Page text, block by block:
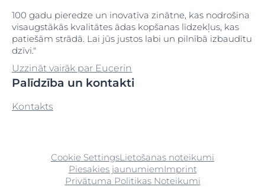
100 gadu pieredze un inovatīva zinātne, kas nodrošina
visaugstākās kvalitātes ādas kopšanas līdzekļus, kas
patiešām strādā. Lai jūs justos labi un pilnībā izbaudītu
dzīvi."
Uzzināt vairāk par Eucerin
Palīdzība un kontakti
Kontakts
Cookie SettingsLietošanas noteikumi
Piesakies jaunumiemImprint
Privātuma Politikas Noteikumi